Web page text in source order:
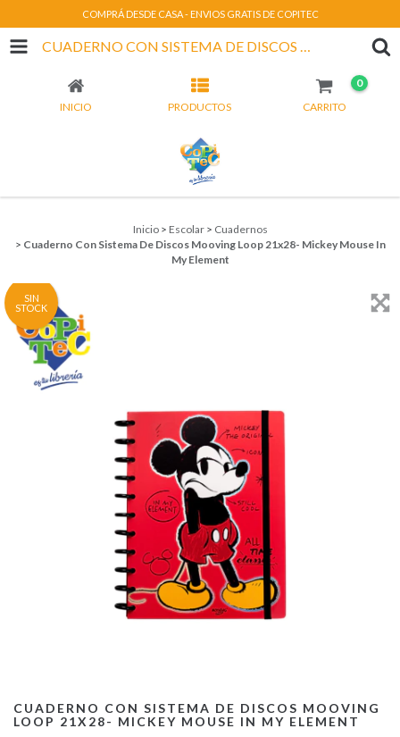
COMPRÁ DESDE CASA - ENVIOS GRATIS DE COPITEC
CUADERNO CON SISTEMA DE DISCOS MOOVING LOOP 21X28- MICKEY MOUSE IN MY ELEMENT
INICIO PRODUCTOS CARRITO
0
Inicio > Escolar > Cuadernos
> Cuaderno Con Sistema De Discos Mooving Loop 21x28- Mickey Mouse In
My Element
SIN
STOCK
CUADERNO CON SISTEMA DE DISCOS MOOVING
LOOP 21X28- MICKEY MOUSE IN MY ELEMENT